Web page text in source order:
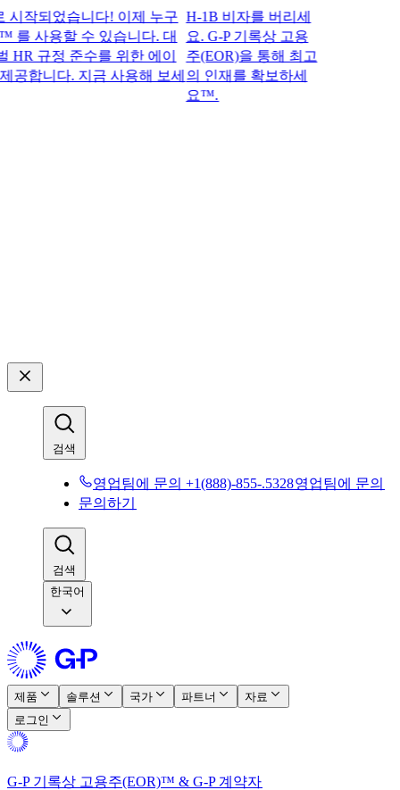
되었습니다! 이제 누구
사용할 수 있습니다. 대
규정 준수를 위한 에이
니다. 지금 사용해 보세
H-1B 비자를 버리세
요. G-P 기록상 고용
주(EOR)을 통해 최고
의 인재를 확보하세
요™.​​
검색​​
영업팀에 문의 +1(888)-855-.5328​​영업팀에 문의​​
문의하기​​
검색​​
한국어
제품​​ 솔루션​​ 국가​​ 파트너​​
자료​​
로그인​​
G-P 기록상 고용주(EOR)™ & G-P 계약자​​